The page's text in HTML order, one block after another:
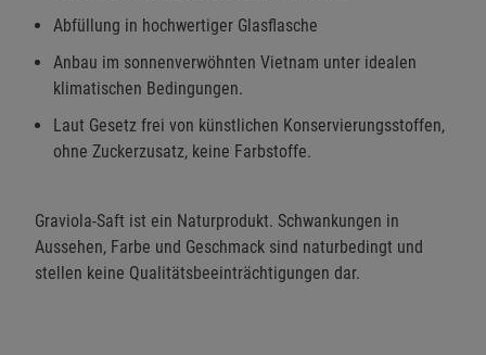
Abfüllung in hochwertiger Glasflasche
Anbau im sonnenverwöhnten Vietnam unter idealen
klimatischen Bedingungen.
Laut Gesetz frei von künstlichen Konservierungsstoffen,
ohne Zuckerzusatz, keine Farbstoffe.
Graviola-Saft ist ein Naturprodukt. Schwankungen in
Aussehen, Farbe und Geschmack sind naturbedingt und
stellen keine Qualitätsbeeinträchtigungen dar.